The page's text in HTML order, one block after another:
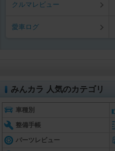
クルマレビュー
愛車ログ
みんカラ 人気のカテゴリ
車種別
整備手帳
パーツレビュー